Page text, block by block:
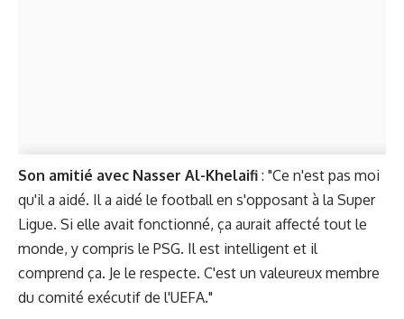
Son amitié avec Nasser Al-Khelaifi : "Ce n'est pas moi
qu'il a aidé. Il a aidé le football en s'opposant à la Super
Ligue. Si elle avait fonctionné, ça aurait affecté tout le
monde, y compris le PSG. Il est intelligent et il
comprend ça. Je le respecte. C'est un valeureux membre
du comité exécutif de l'UEFA."